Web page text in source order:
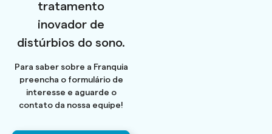
tratamento
inovador de
distúrbios do sono.
Para saber sobre a Franquia
preencha o formulário de
interesse e aguarde o
contato da nossa equipe!